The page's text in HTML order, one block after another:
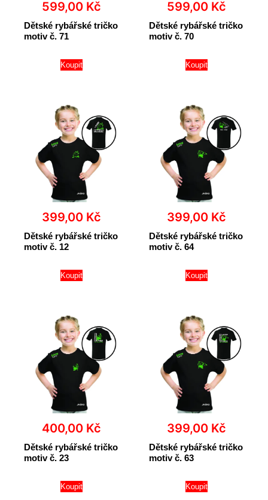
599,00 Kč
Dětské rybářské tričko
motiv č. 71
Koupit
599,00 Kč
Dětské rybářské tričko
motiv č. 70
Koupit
399,00 Kč
Dětské rybářské tričko
motiv č. 12
Koupit
399,00 Kč
Dětské rybářské tričko
motiv č. 64
Koupit
400,00 Kč
Dětské rybářské tričko
motiv č. 23
Koupit
399,00 Kč
Dětské rybářské tričko
motiv č. 63
Koupit